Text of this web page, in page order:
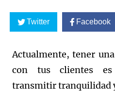
Twitter Facebook
Actualmente, tener
con tus clientes es
transmitir tranquilidad